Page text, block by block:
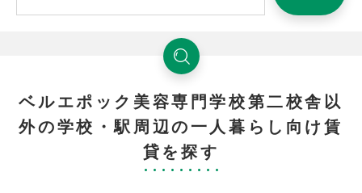
ベルエポック美容専門学校第二校舎以
外の学校・駅周辺の一人暮らし向け賃
貸を探す